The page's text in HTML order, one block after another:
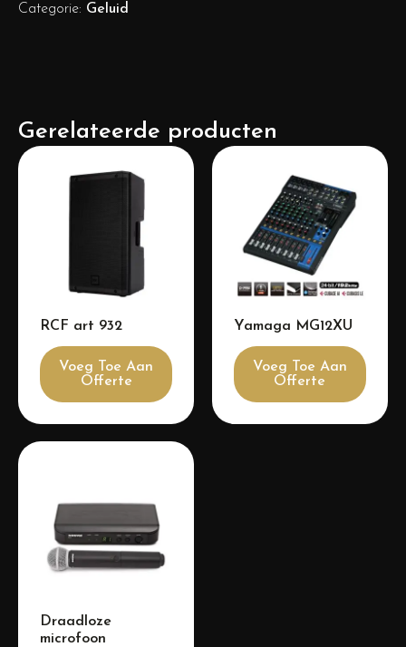
Categorie: Geluid
Gerelateerde producten
RCF art 932
Voeg Toe Aan
Offerte
Yamaga MG12XU
Voeg Toe Aan
Offerte
Draadloze
microfoon